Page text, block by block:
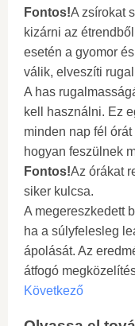
Fontos!A zsírokat
kizárni az
esetén a gyomor
válik, elveszíti
A has
kell használni. Ez
minden nap fél
hogyan feszülnek
Fontos!Az órákat
siker kulcsa.
A megereszkedett
ha a súlyfelesleg
ápolását. Az
átfogó
Következő